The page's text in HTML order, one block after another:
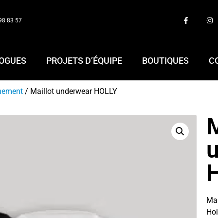
83 57
PROJETS D’ÉQUIPE BOUTIQUES
/ Maillot underwear HOLLY